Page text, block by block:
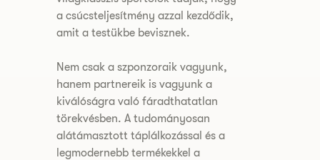
a csúcsteljesítmény azzal kezdődik,
amit a testükbe bevisznek.
Nem csak a szponzoraik vagyunk,
hanem partnereik is vagyunk a
kiválóságra való fáradthatatlan
törekvésben. A tudományosan
alátámasztott táplálkozással és a
legmodernebb termékekkel a